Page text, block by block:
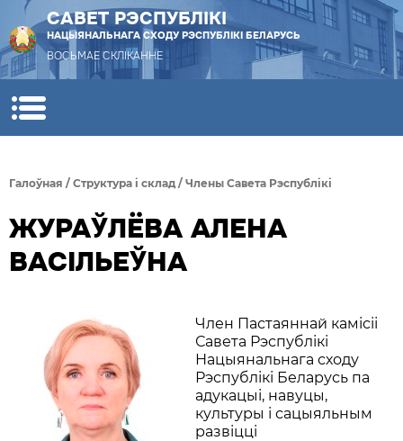
САВЕТ РЭСПУБЛІКІ
НАЦЫЯНАЛЬНАГА СХОДУ РЭСПУБЛІКІ БЕЛАРУСЬ
ВОСЬМАЕ СКЛІКАННЕ
Галоўная / Структура i склад / Члены Савета Рэспублiкi
ЖУРАЎЛЁВА АЛЕНА
ВАСІЛЬЕЎНА
Член Пастаяннай камісіі
Савета Рэспублікі
Нацыянальнага сходу
Рэспублікі Беларусь па
адукацыі, навуцы,
культуры і сацыяльным
развіцці